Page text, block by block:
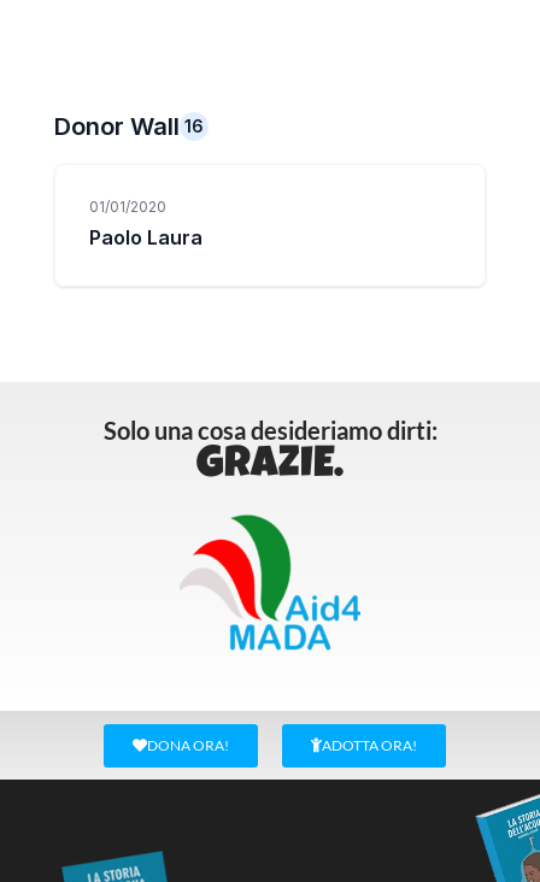
Solo una cosa desideriamo dirti:
GRAZIE.
DONA ORA! ADOTTA ORA!